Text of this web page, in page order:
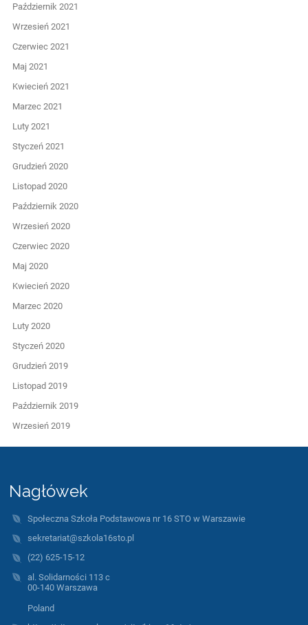
Październik 2021
Wrzesień 2021
Czerwiec 2021
Maj 2021
Kwiecień 2021
Marzec 2021
Luty 2021
Styczeń 2021
Grudzień 2020
Listopad 2020
Październik 2020
Wrzesień 2020
Czerwiec 2020
Maj 2020
Kwiecień 2020
Marzec 2020
Luty 2020
Styczeń 2020
Grudzień 2019
Listopad 2019
Październik 2019
Wrzesień 2019
Nagłówek
Społeczna Szkoła Podstawowa nr 16 STO w Warszawie
sekretariat@szkola16sto.pl
(22) 625-15-12
al. Solidarności 113 c
00-140 Warszawa
Poland